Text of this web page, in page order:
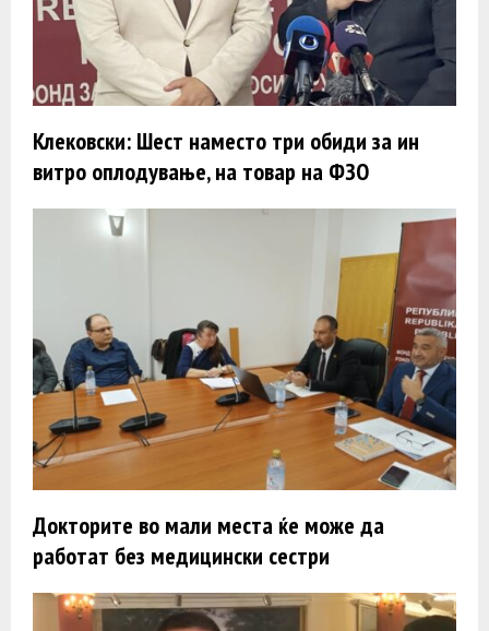
Клековски: Шест наместо три обиди за ин
витро оплодување, на товар на ФЗО
Докторите во мали места ќе може да
работат без медицински сестри